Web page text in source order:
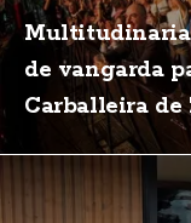
de vangarda
Carballeira de